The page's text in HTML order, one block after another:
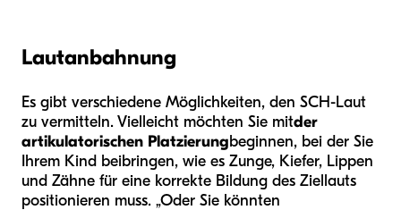
Lautanbahnung
Es gibt verschiedene Möglichkeiten, den SCH-Laut
zu vermitteln. Vielleicht möchten Sie mitder
artikulatorischen Platzierungbeginnen, bei der Sie
Ihrem Kind beibringen, wie es Zunge, Kiefer, Lippen
und Zähne für eine korrekte Bildung des Ziellauts
positionieren muss. „Oder Sie könnten